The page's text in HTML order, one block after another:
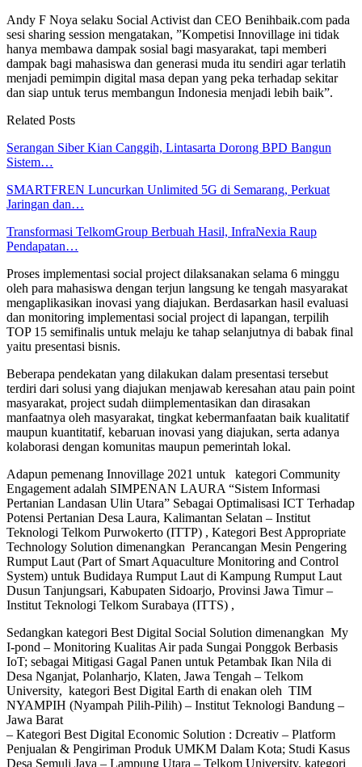
Andy F Noya selaku Social Activist dan CEO Benihbaik.com pada
sesi sharing session mengatakan, ”Kompetisi Innovillage ini tidak
hanya membawa dampak sosial bagi masyarakat, tapi memberi
dampak bagi mahasiswa dan generasi muda itu sendiri agar terlatih
menjadi pemimpin digital masa depan yang peka terhadap sekitar
dan siap untuk terus membangun Indonesia menjadi lebih baik”.
Related Posts
Serangan Siber Kian Canggih, Lintasarta Dorong BPD Bangun
Sistem…
SMARTFREN Luncurkan Unlimited 5G di Semarang, Perkuat
Jaringan dan…
Transformasi TelkomGroup Berbuah Hasil, InfraNexia Raup
Pendapatan…
Proses implementasi social project dilaksanakan selama 6 minggu
oleh para mahasiswa dengan terjun langsung ke tengah masyarakat
mengaplikasikan inovasi yang diajukan. Berdasarkan hasil evaluasi
dan monitoring implementasi social project di lapangan, terpilih
TOP 15 semifinalis untuk melaju ke tahap selanjutnya di babak final
yaitu presentasi bisnis.
Beberapa pendekatan yang dilakukan dalam presentasi tersebut
terdiri dari solusi yang diajukan menjawab keresahan atau pain point
masyarakat, project sudah diimplementasikan dan dirasakan
manfaatnya oleh masyarakat, tingkat kebermanfaatan baik kualitatif
maupun kuantitatif, kebaruan inovasi yang diajukan, serta adanya
kolaborasi dengan komunitas maupun pemerintah lokal.
Adapun pemenang Innovillage 2021 untuk kategori Community
Engagement adalah SIMPENAN LAURA “Sistem Informasi
Pertanian Landasan Ulin Utara” Sebagai Optimalisasi ICT Terhadap
Potensi Pertanian Desa Laura, Kalimantan Selatan – Institut
Teknologi Telkom Purwokerto (ITTP) , Kategori Best Appropriate
Technology Solution dimenangkan Perancangan Mesin Pengering
Rumput Laut (Part of Smart Aquaculture Monitoring and Control
System) untuk Budidaya Rumput Laut di Kampung Rumput Laut
Dusun Tanjungsari, Kabupaten Sidoarjo, Provinsi Jawa Timur –
Institut Teknologi Telkom Surabaya (ITTS) ,
Sedangkan kategori Best Digital Social Solution dimenangkan My
I-pond – Monitoring Kualitas Air pada Sungai Ponggok Berbasis
IoT; sebagai Mitigasi Gagal Panen untuk Petambak Ikan Nila di
Desa Nganjat, Polanharjo, Klaten, Jawa Tengah – Telkom
University, kategori Best Digital Earth di enakan oleh TIM
NYAMPIH (Nyampah Pilih-Pilih) – Institut Teknologi Bandung –
Jawa Barat
– Kategori Best Digital Economic Solution : Dcreativ – Platform
Penjualan & Pengiriman Produk UMKM Dalam Kota; Studi Kasus
Desa Semuli Jaya – Lampung Utara – Telkom University, kategori